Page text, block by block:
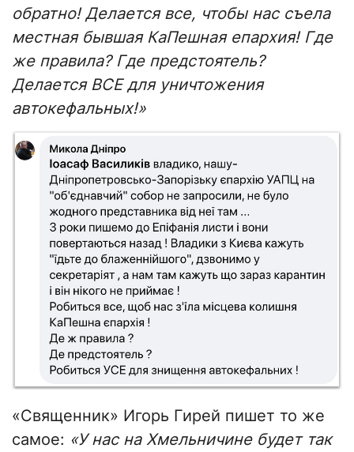
обратно! Делается все, чтобы нас съела
местная бывшая КаПешная епархия! Где
же правила? Где предстоятель?
Делается ВСЕ для уничтожения
автокефальных!»
«Священник» Игорь Гирей пишет то же
самое: «У нас на Хмельничине будет так